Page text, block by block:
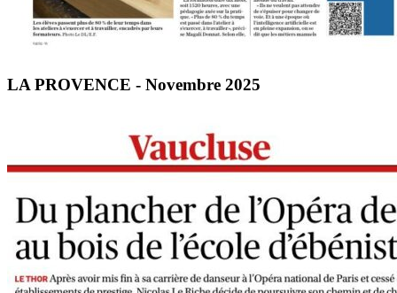
LA PROVENCE - Novembre 2025